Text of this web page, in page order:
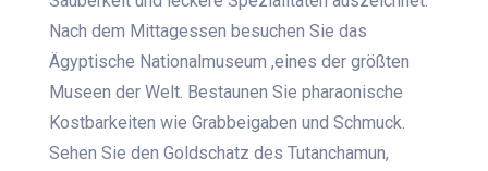
Nach dem Mittagessen besuchen Sie das
Ägyptische Nationalmuseum ,eines der größten
Museen der Welt. Bestaunen Sie pharaonische
Kostbarkeiten wie Grabbeigaben und Schmuck.
Sehen Sie den Goldschatz des Tutanchamun,